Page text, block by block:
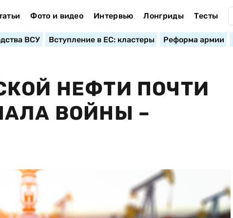
Фото и видео Интервью Лонгриды Тесты
ВСУ Вступление в ЕС: кластеры Реформа армии
НЕФТИ ПОЧТИ
ВОЙНЫ –